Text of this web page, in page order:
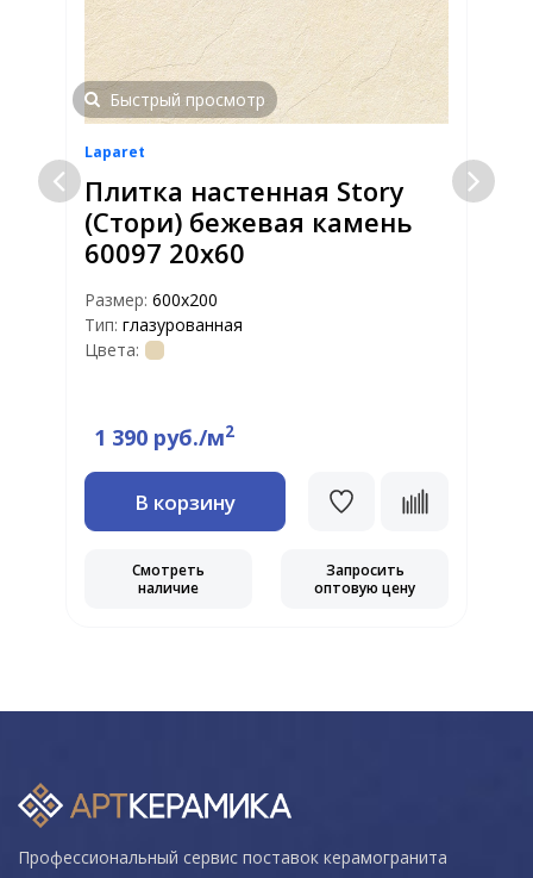
Быстрый просмотр
Laparet
Плитка настенная Story
(Стори) бежевая камень
60097 20х60
Размер: 600х200
Тип: глазурованная
Цвета:
1 390 руб./м2
В корзину
Смотреть
наличие
Запросить
оптовую цену
Профессиональный сервис поставок керамогранита